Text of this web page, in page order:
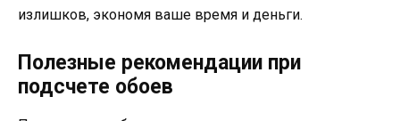
излишков, экономя ваше время и деньги.
Полезные рекомендации при
подсчете обоев